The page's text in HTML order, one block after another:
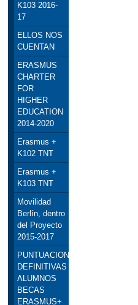
K103 2016-
17
ELLOS NOS
CUENTAN
ERASMUS
CHARTER
FOR
HIGHER
EDUCATION
2014-2020
Erasmus +
K102 TNT
Erasmus +
K103 TNT
Movilidad
Berlín, dentro
del Proyecto
2015-2017
PUNTUACIONES
DEFINITIVAS
ALUMNOS
BECAS
ERASMUS+